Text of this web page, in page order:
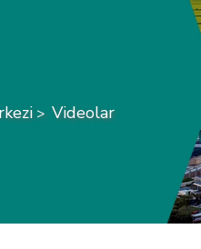
> Videolar